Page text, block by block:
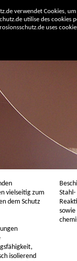
vielseitig zum
dem Schutz
isolierend
sowie
verwendet Cookies,
utilise des cookies
uses